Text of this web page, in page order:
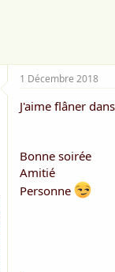
1 Décembre 2018
J'aime flâner
Bonne soirée
Amitié
Personne